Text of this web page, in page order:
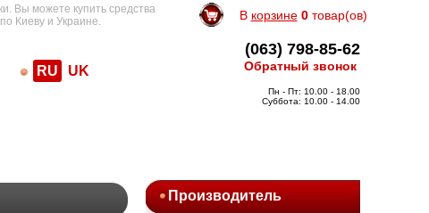
Вы можете купить средства
Киеву и Украине.
RU UK
В корзине 0товар(ов)
(063) 798-85-62
Обратный звонок
Пн - Пт: 10.00 - 18.00
Суббота: 10.00 - 14.00
Производитель